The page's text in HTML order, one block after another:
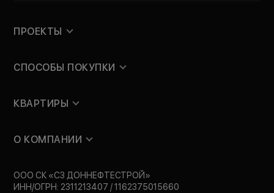
ПРОЕКТЫ
СПОСОБЫ ПОКУПКИ
КВАРТИРЫ
О КОМПАНИИ
ООО СК «СЗ ДОННЕФТЕСТРОЙ»
ИНН/ОГРН: 2311213407 / 1162375015660